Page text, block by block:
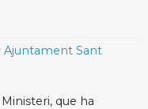
Ajuntament Sant
Ministeri, que ha